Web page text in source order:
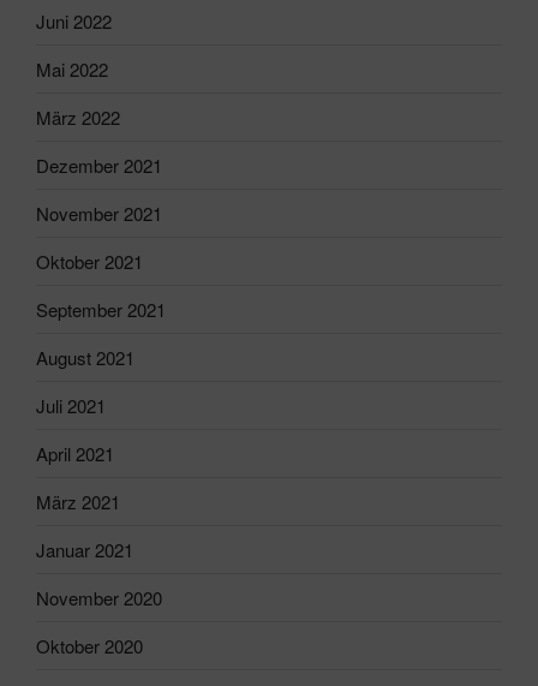
Juni 2022
Mai 2022
März 2022
Dezember 2021
November 2021
Oktober 2021
September 2021
August 2021
Juli 2021
April 2021
März 2021
Januar 2021
November 2020
Oktober 2020